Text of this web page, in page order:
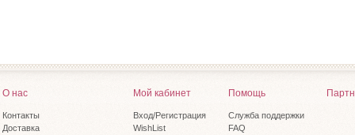
О нас
Контакты
Доставка
Мой кабинет
Вход/Регистрация
WishList
Помощь
Служба поддержки
FAQ